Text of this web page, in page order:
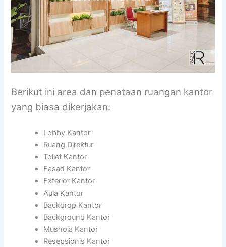
Berikut ini area dan penataan ruangan kantor
yang biasa dikerjakan:
Lobby Kantor
Ruang Direktur
Toilet Kantor
Fasad Kantor
Exterior Kantor
Aula Kantor
Backdrop Kantor
Background Kantor
Mushola Kantor
Resepsionis Kantor